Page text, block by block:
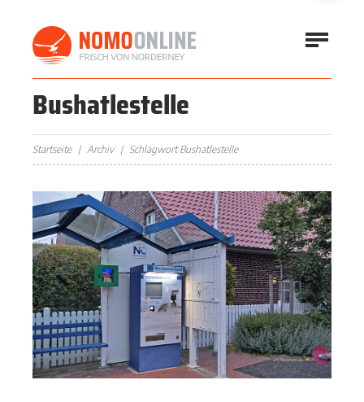
Bushatlestelle
Startseite Archiv Schlagwort Bushatlestelle